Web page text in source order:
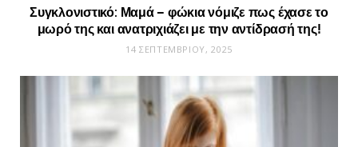
Συγκλονιστικό: Μαμά – φώκια νόμιζε πως έχασε το
μωρό της και ανατριχιάζει με την αντίδρασή της!
14 ΣΕΠΤΕΜΒΡΊΟΥ, 2025